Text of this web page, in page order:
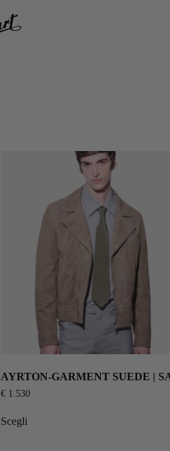
AYRTON-GARMENT SUEDE |
€1.530
Scegli